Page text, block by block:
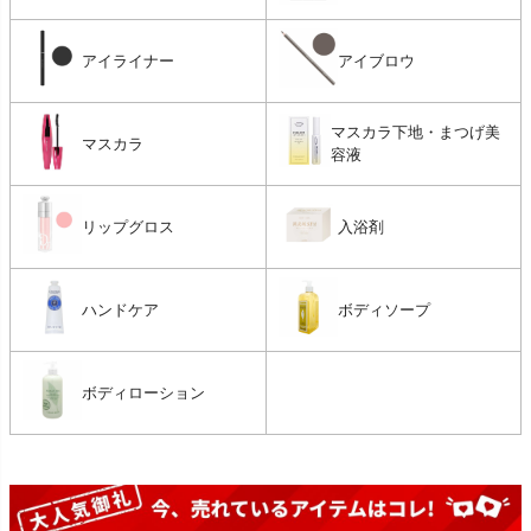
アイライナー アイブロウ
マスカラ
マスカラ下地・まつげ美
容液
リップグロス 入浴剤
ハンドケア ボディソープ
ボディローション